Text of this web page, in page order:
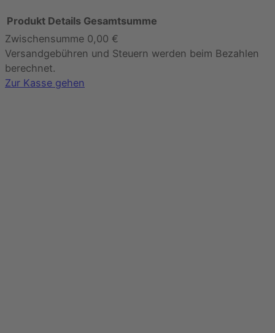
Produkte
im
Warenkorb
Produkt Details Gesamtsumme
Zwischensumme 0,00 €
Versandgebühren und Steuern werden beim Bezahlen
berechnet.
Zur Kasse gehen